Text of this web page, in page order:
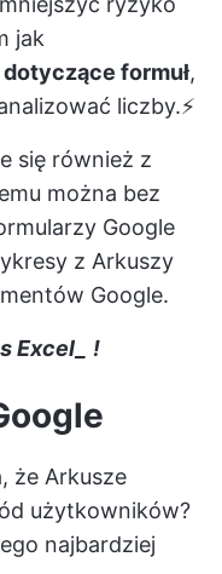
jak
formuł,
liczby.⚡
się również z
można bez
Google
z Arkuszy
Google.
Excel_ !
że Arkusze
użytkowników?
najbardziej